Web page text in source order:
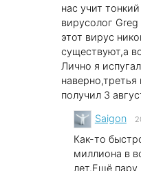
нас учит
вирусолог
этот вирус
существуют,а
Лично я
получил 3
Saigon
Как-то
миллиона в
лет.Ещё пару